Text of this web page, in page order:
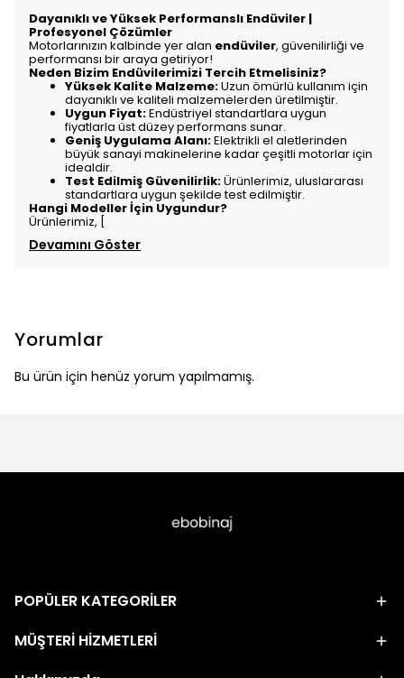
Dayanıklı ve Yüksek Performanslı Endüviler |
Profesyonel Çözümler
Motorlarınızın kalbinde yer alan endüviler, güvenilirliği ve
performansı bir araya getiriyor!
Neden Bizim Endüvilerimizi Tercih Etmelisiniz?
Yüksek Kalite Malzeme:Uzun ömürlü kullanım için
dayanıklı ve kaliteli malzemelerden üretilmiştir.
Uygun Fiyat:Endüstriyel standartlara uygun
fiyatlarla üst düzey performans sunar.
Geniş Uygulama Alanı:Elektrikli el aletlerinden
büyük sanayi makinelerine kadar çeşitli motorlar için
idealdir.
Test Edilmiş Güvenilirlik:Ürünlerimiz, uluslararası
standartlara uygun şekilde test edilmiştir.
Hangi Modeller İçin Uygundur?
Ürünlerimiz, [
Devamını Göster
Yorumlar
Bu ürün için henüz yorum yapılmamış.
POPÜLER KATEGORİLER
MÜŞTERİ HİZMETLERİ